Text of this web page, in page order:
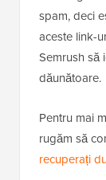
spam, deci
aceste link-
Semrush să
dăunătoare.
Pentru mai
rugăm să
recuperați